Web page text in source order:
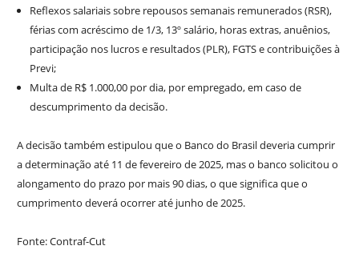
Reflexos salariais sobre repousos semanais remunerados (RSR),
férias com acréscimo de 1/3, 13º salário, horas extras, anuênios,
participação nos lucros e resultados (PLR), FGTS e contribuições à
Previ;
Multa de R$ 1.000,00 por dia, por empregado, em caso de
descumprimento da decisão.
A decisão também estipulou que o Banco do Brasil deveria cumprir
a determinação até 11 de fevereiro de 2025, mas o banco solicitou o
alongamento do prazo por mais 90 dias, o que significa que o
cumprimento deverá ocorrer até junho de 2025.
Fonte: Contraf-Cut